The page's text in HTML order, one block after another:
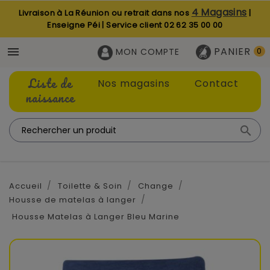
Livraison à La Réunion ou retrait dans nos 4 Magasins |
Enseigne Péi | Service client02 62 35 00 00
 PANIER 0
MON COMPTE
Liste de
naissance
Nos magasins Contact

Accueil Toilette & Soin
Change
Housse de matelas à langer
Housse Matelas à Langer Bleu Marine